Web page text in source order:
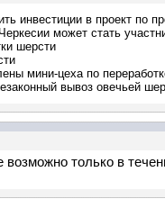
инвестиции в проект по
может стать
шерсти
мини-цеха по
вывоз овечьей
возможно только в